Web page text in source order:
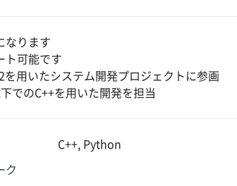
なります
ト可能です
を用いたシステム開発プロジェクトに参画
でのC++を用いた開発を担当
C++, Python
ク